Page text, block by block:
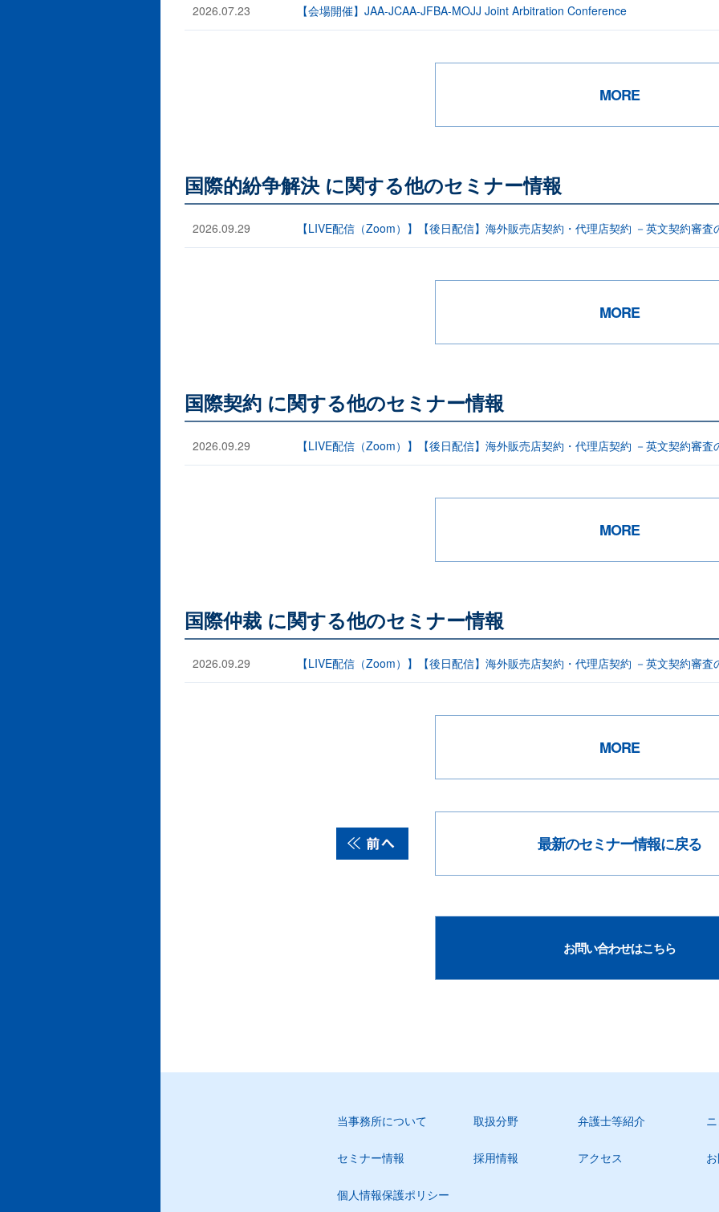
2026.07.23 【会場開催】JAA-JCAA-JFBA-MOJJ Joint Arbitration Conference
MORE
国際的紛争解決 に関する他のセミナー情報
2026.09.29 【LIVE配信（Zoom）】【後日配信】海外販売店契約・代理店契約 －英文契約審査
MORE
国際契約 に関する他のセミナー情報
2026.09.29 【LIVE配信（Zoom）】【後日配信】海外販売店契約・代理店契約 －英文契約審査
MORE
国際仲裁 に関する他のセミナー情報
2026.09.29 【LIVE配信（Zoom）】【後日配信】海外販売店契約・代理店契約 －英文契約審査
MORE
最新のセミナー情報に戻る
お問い合わせはこちら
当事務所について 取扱分野 弁護士等紹介
セミナー情報 採用情報 アクセス
個人情報保護ポリシー